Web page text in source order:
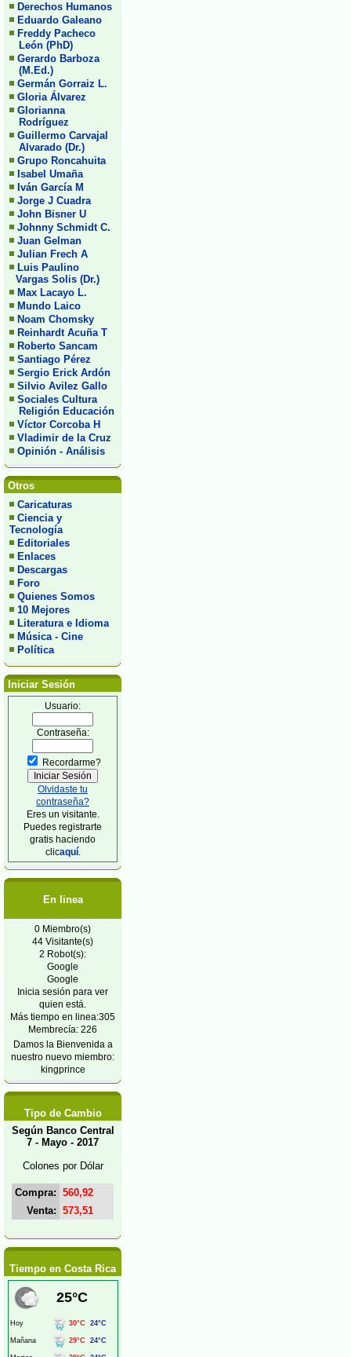
Derechos Humanos
Eduardo Galeano
Freddy Pacheco
León (PhD)
Gerardo Barboza
(M.Ed.)
Germán Gorraiz L.
Gloria Álvarez
Glorianna
Rodríguez
Guillermo Carvajal
Alvarado (Dr.)
Grupo Roncahuita
Isabel Umaña
Iván García M
Jorge J Cuadra
John Bisner U
Johnny Schmidt C.
Juan Gelman
Julian Frech A
Luis Paulino
Vargas Solis (Dr.)
Max Lacayo L.
Mundo Laico
Noam Chomsky
Reinhardt Acuña T
Roberto Sancam
Santiago Pérez
Sergio Erick Ardón
Silvio Avilez Gallo
Sociales Cultura
Religión Educación
Víctor Corcoba H
Vladimir de la Cruz
Opinión - Análisis
Otros
Caricaturas
Ciencia y
Tecnología
Editoriales
Enlaces
Descargas
Foro
Quienes Somos
10 Mejores
Literatura e Idioma
Música - Cine
Política
Iniciar Sesión
Usuario:
Contraseña:
Recordarme?
Olvidaste tu
contraseña?
Eres un visitante.
Puedes registrarte
gratis haciendo
clicaquí.
En linea
0 Miembro(s)
44 Visitante(s)
2 Robot(s):
Google
Google
Inicia sesión para ver
quien está.
Más tiempo en linea:305
Membrecía: 226
Damos la Bienvenida a
nuestro nuevo miembro:
kingprince
Tipo de Cambio
Según Banco Central
7 - Mayo - 2017
Colones por Dólar
Compra: 560,92
Venta: 573,51
Tiempo en Costa Rica